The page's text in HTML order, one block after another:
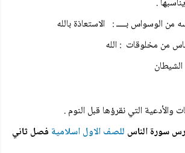
والأدعية التي نقرؤها قبل النوم .
سورة الناس للصف الاول اسلامية فصل ثاني